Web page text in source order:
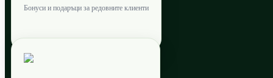
Бонуси и подаръци за редовните клиенти